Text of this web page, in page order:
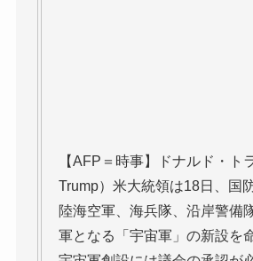
【AFP＝時事】ドナルド・ト
Trump）米大統領は18日、国
陸海空軍、海兵隊、沿岸警備
軍となる「宇宙軍」の新設を